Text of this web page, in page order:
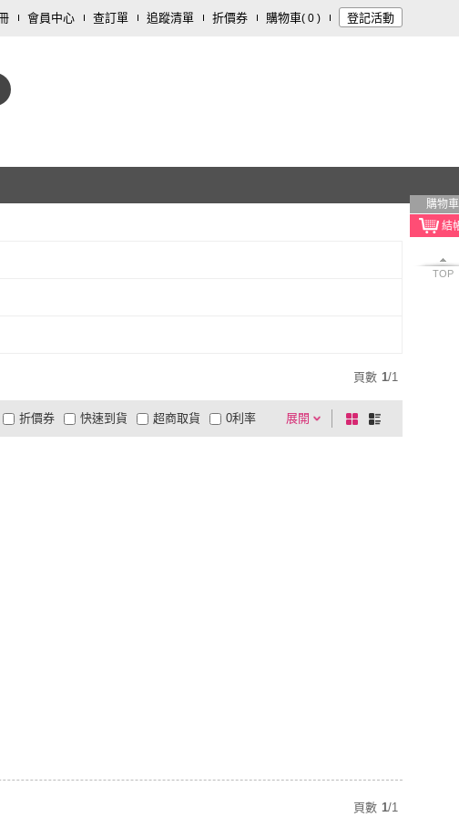
會員中心 查訂單 追蹤清單 折價券 購物車( 0 ) 登記活動
購物車
TOP
頁數 1/1
展開
折價券
有影片
商品有量 電視購物
快速到貨 超商取貨 0利率
棋
盤
列
頁數 1/1